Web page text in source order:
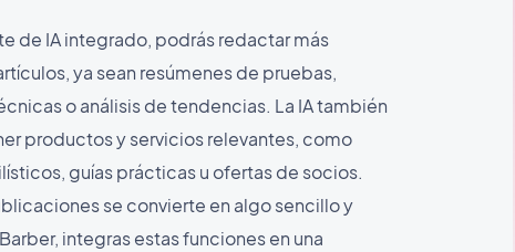
de IA integrado, podrás redactar más
ya sean resúmenes de pruebas,
o análisis de tendencias. La IA también
productos y servicios relevantes, como
guías prácticas u ofertas de socios.
se convierte en algo sencillo y
integras estas funciones en una